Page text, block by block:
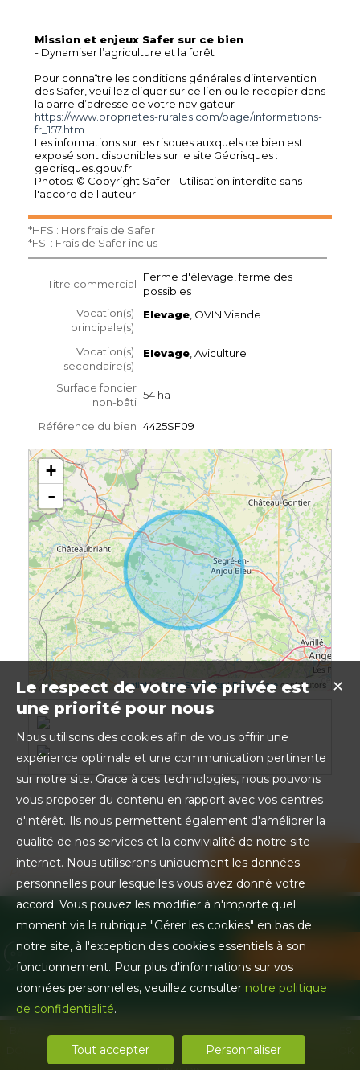
Mission et enjeux Safer sur ce bien
- Dynamiser l’agriculture et la forêt
Pour connaître les conditions générales d’intervention
des Safer, veuillez cliquer sur ce lien ou le recopier dans
la barre d’adresse de votre navigateur
https://www.proprietes-rurales.com/page/informations-
fr_157.htm
Les informations sur les risques auxquels ce bien est
exposé sont disponibles sur le site Géorisques :
georisques.gouv.fr
Photos: © Copyright Safer - Utilisation interdite sans
l'accord de l'auteur.
*HFS : Hors frais de Safer
*FSI : Frais de Safer inclus
Titre commercial
Ferme d'élevage, ferme des
possibles
Vocation(s)
principale(s)
Elevage , OVIN Viande
Vocation(s)
secondaire(s)
Elevage , Aviculture
Surface foncier
non-bâti
54 ha
Référence du bien 4425SF09
+
-
Leaflet| ©OpenStreetMap|Foursquarecontributors
Partager sur les réseaux sociaux
BESOIN D'UN
RENSEIGNEMENT ?
CONTACTEZ-
NOUS !
DONNÉES PERSONNELLES
RÉALISATION EQUIDECLIC
✕
Le respect de votre vie privée est
une priorité pour nous
Nous utilisons des cookies afin de vous offrir une
expérience optimale et une communication pertinente
sur notre site. Grace à ces technologies, nous pouvons
vous proposer du contenu en rapport avec vos centres
d'intérêt. Ils nous permettent également d'améliorer la
qualité de nos services et la convivialité de notre site
internet. Nous utiliserons uniquement les données
personnelles pour lesquelles vous avez donné votre
accord. Vous pouvez les modifier à n'importe quel
moment via la rubrique "Gérer les cookies" en bas de
notre site, à l'exception des cookies essentiels à son
fonctionnement. Pour plus d'informations sur vos
données personnelles, veuillez consulter notre politique
de confidentialité.
Tout accepter Personnaliser